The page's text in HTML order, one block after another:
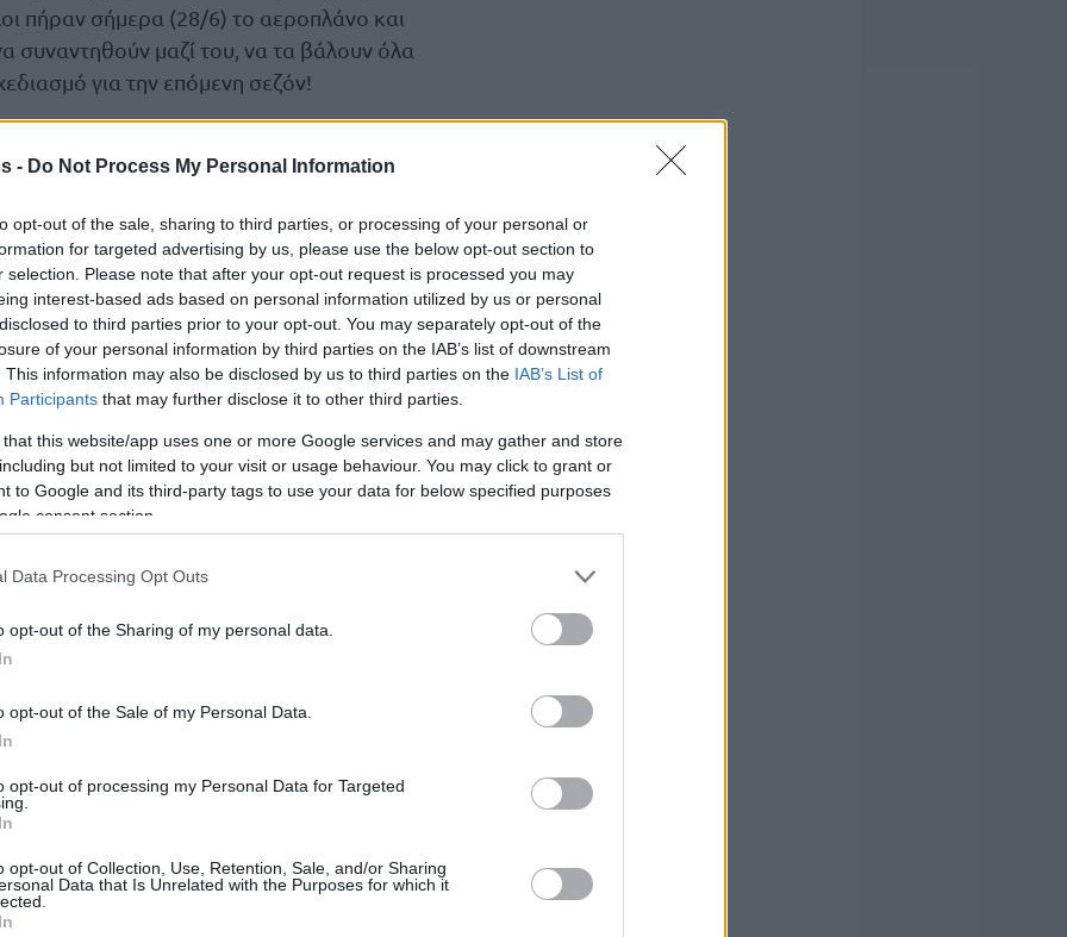
- Do Not Process My Personal Information
opt-out of the sale, sharing to third parties, or processing of your personal or
for targeted advertising by us, please use the below opt-out section to
selection. Please note that after your opt-out request is processed you may
interest-based ads based on personal information utilized by us or personal
to third parties prior to your opt-out. You may separately opt-out of the
of your personal information by third parties on the IAB’s list of downstream
This information may also be disclosed by us to third parties on the IAB’s List of
Participants that may further disclose it to other third parties.
that this website/app uses one or more Google services and may gather and store
but not limited to your visit or usage behaviour. You may click to grant or
to Google and its third-party tags to use your data for below specified purposes
consent section.
Data Processing Opt Outs
opt-out of the Sharing of my personal data.
opt-out of the Sale of my Personal Data.
opt-out of processing my Personal Data for Targeted
opt-out of Collection, Use, Retention, Sale, and/or Sharing
Data that Is Unrelated with the Purposes for which it
πήραν σήμερα (28/6) το αεροπλάνο και
συναντηθούν μαζί του, να τα βάλουν όλα
για την επόμενη σεζόν!
αποφασιστικότητα των ιδιοκτητών του
αλλά παραμένει αυθεντικό και
του μέλλοντος για τον
θα μιλήσουν για τους παίκτες που
που είναι υπό ανανέωση, για τους
από όλα για την φιλοσοφία πάνω στην
θα σημάνει η εκκίνηση των